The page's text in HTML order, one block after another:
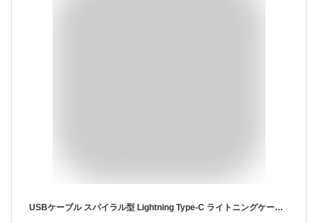
USBケーブル スパイラル型 Lightning Type-C ライトニングケーブル 伸縮式 充電ケーブル iPhone用 iPhone15可 急速充電 データ転送 バイ